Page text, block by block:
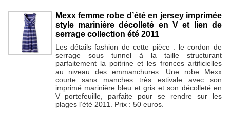
Mexx femme robe d’été en jersey imprimée
style marinière décolleté en V et lien de
serrage collection été 2011
Les détails fashion de cette pièce : le cordon de
serrage sous tunnel à la taille structurant
parfaitement la poitrine et les fronces artificielles
au niveau des emmanchures. Une robe Mexx
courte sans manches très estivale avec son
imprimé marinière bleu et gris et son décolleté en
V portefeuille, parfaite pour se rendre sur les
plages l’été 2011. Prix : 50 euros.